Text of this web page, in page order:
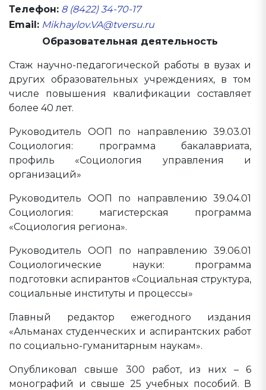
Телефон: 8 (8422) 34-70-17
Email: Mikhaylov.VA@tversu.ru
Образовательная деятельность
Стаж научно-педагогической работы в вузах и
других образовательных учреждениях, в том
числе повышения квалификации составляет
более 40 лет.
Руководитель ООП по направлению 39.03.01
Социология: программа бакалавриата,
профиль «Социология управления и
организаций»
Руководитель ООП по направлению 39.04.01
Социология: магистерская программа
«Социология региона».
Руководитель ООП по направлению 39.06.01
Социологические науки: программа
подготовки аспирантов «Социальная структура,
социальные институты и процессы»
Главный редактор ежегодного издания
«Альманах студенческих и аспирантских работ
по социально-гуманитарным наукам».
Опубликовал свыше 300 работ, из них – 6
монографий и свыше 25 учебных пособий. В